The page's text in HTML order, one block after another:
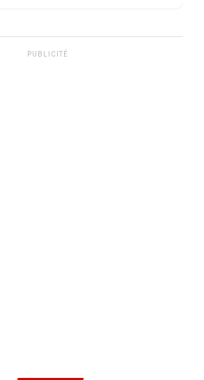
PUBLICITÉ